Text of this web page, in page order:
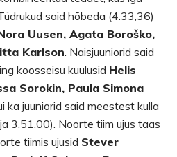
said hõbeda (4.33,36)
Uusen, Agata Boroško,
Karlson . Naisjuuniorid said
koosseisu kuulusid Helis
Sorokin, Paula Simona
ka juuniorid said meestest kulla
3.51,00). Noorte tiim ujus taas
tiimis ujusid Stever